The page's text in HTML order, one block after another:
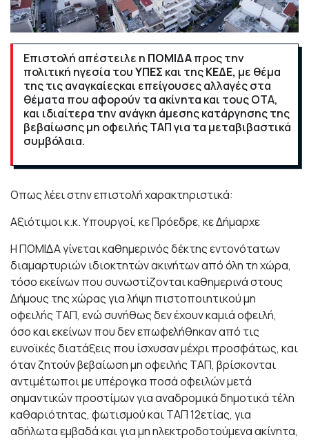
Επιστολή απέστειλε η ΠΟΜΙΔΑπρος την
πολιτική ηγεσία τουΥΠΕΣ και τηςΚΕΔΕ, με θέμα
της τις αναγκαίεςκαι επείγουσες αλλαγές στα
θέματα που αφορούν τα ακίνητα και τους ΟΤΑ,
και ιδιαίτερα την ανάγκη άμεσης κατάργησης της
βεβαίωσης μη οφειλής ΤΑΠ για τα μεταβιβαστικά
συμβόλαια.
Οπως λέει στην επιστολή χαρακτηριστικά:
Αξιότιμοι κ.κ. Υπουργοί, κε Πρόεδρε, κε Δήμαρχε
Η ΠΟΜΙΔΑ γίνεται καθημερινός δέκτης εντονότατων
διαμαρτυριών ιδιοκτητών ακινήτων από όλη τη χώρα,
τόσο εκείνων που συνωστίζονται καθημερινά στους
Δήμους της χώρας για λήψη πιστοποιητικού μη
οφειλής ΤΑΠ, ενώ συνήθως δεν έχουν καμιά οφειλή,
όσο και εκείνων που δεν επωφελήθηκαν από τις
ευνοϊκές διατάξεις που ίσχυσαν μέχρι προσφάτως, και
όταν ζητούν βεβαίωση μη οφειλής ΤΑΠ, βρίσκονται
αντιμέτωποι με υπέρογκα ποσά οφειλών μετά
σημαντικών προστίμων για αναδρομικά δημοτικά τέλη
καθαριότητας, φωτισμού και ΤΑΠ 12ετίας, για
αδήλωτα εμβαδά και για μη ηλεκτροδοτούμενα ακίνητα,